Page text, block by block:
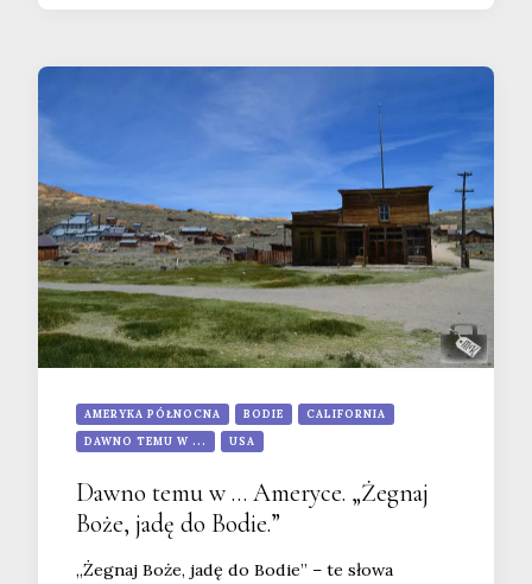
AMERYKA PÓŁNOCNA BODIE CALIFORNIA
DAWNO TEMU W ... USA
Dawno temu w … Ameryce. „Żegnaj
Boże, jadę do Bodie.”
„Żegnaj Boże, jadę do Bodie” – te słowa